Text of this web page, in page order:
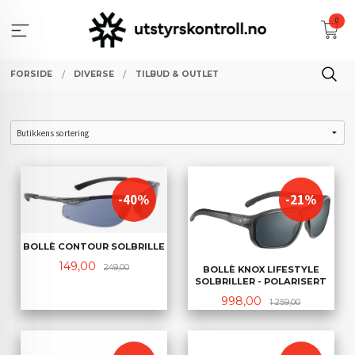
innholdet
0
FORSIDE DIVERSE TILBUD & OUTLET
BOLLÈ CONTOUR SOLBRILLE
Tilbud
149,00 249,00Rabatt
-40%
BOLLÈ KNOX LIFESTYLE
SOLBRILLER - POLARISERT
Tilbud
998,00 1 259,00Rabatt
-21%